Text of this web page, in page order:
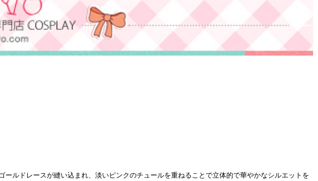
ルドレースが縫い込まれ、淡いピンクのチュールを重ねることで立体的で華やかなシルエットを